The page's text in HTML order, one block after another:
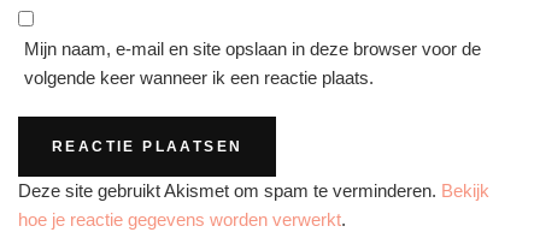
Mijn naam, e-mail en site opslaan in deze browser voor de
volgende keer wanneer ik een reactie plaats.
Deze site gebruikt Akismet om spam te verminderen. Bekijk
hoe je reactie gegevens worden verwerkt.